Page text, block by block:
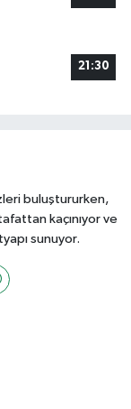
21:30
buluştururken,
kaçınıyor ve
sunuyor.